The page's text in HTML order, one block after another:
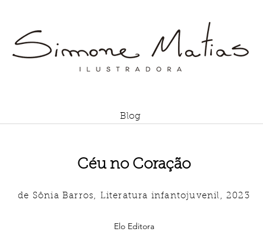
Blog
Céu no Coração
de Sônia Barros, Literatura infantojuvenil, 2023
Elo Editora